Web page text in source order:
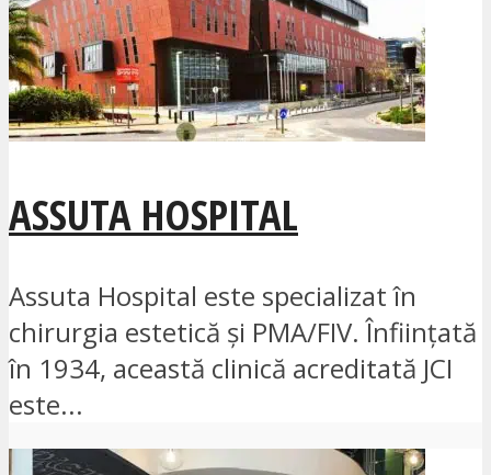
ASSUTA HOSPITAL
Assuta Hospital este specializat în
chirurgia estetică și PMA/FIV. Înființată
în 1934, această clinică acreditată JCI
este...